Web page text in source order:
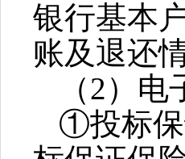
银行基本
账及退还
（2）电
①投标保